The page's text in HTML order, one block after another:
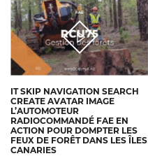
IT SKIP NAVIGATION SEARCH
CREATE AVATAR IMAGE
L’AUTOMOTEUR
RADIOCOMMANDÉ FAE EN
ACTION POUR DOMPTER LES
FEUX DE FORÊT DANS LES ÎLES
CANARIES